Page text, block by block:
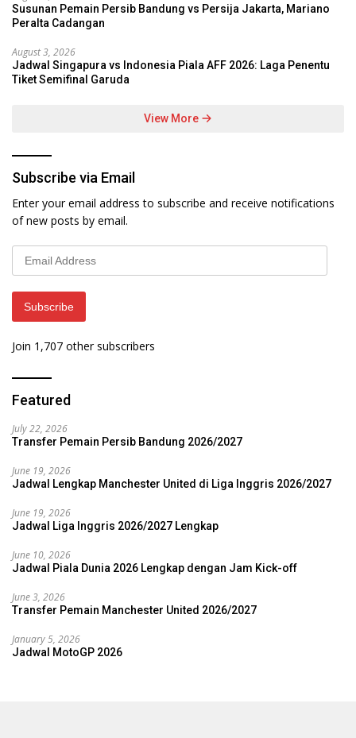
Susunan Pemain Persib Bandung vs Persija Jakarta, Mariano
Peralta Cadangan
August 3, 2026
Jadwal Singapura vs Indonesia Piala AFF 2026: Laga Penentu
Tiket Semifinal Garuda
View More
Subscribe via Email
Enter your email address to subscribe and receive notifications
of new posts by email.
Email
Address
Subscribe
Join 1,707 other subscribers
Featured
July 22, 2026
Transfer Pemain Persib Bandung 2026/2027
June 19, 2026
Jadwal Lengkap Manchester United di Liga Inggris 2026/2027
June 19, 2026
Jadwal Liga Inggris 2026/2027 Lengkap
June 10, 2026
Jadwal Piala Dunia 2026 Lengkap dengan Jam Kick-off
June 3, 2026
Transfer Pemain Manchester United 2026/2027
January 5, 2026
Jadwal MotoGP 2026